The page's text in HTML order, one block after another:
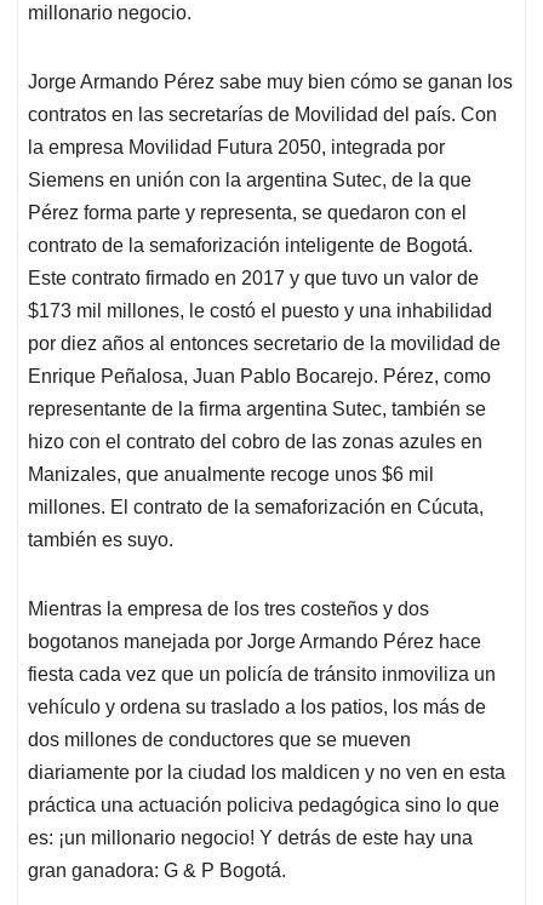
millonario negocio.
Jorge Armando Pérez sabe muy bien cómo se ganan los
contratos en las secretarías de Movilidad del país. Con
la empresa Movilidad Futura 2050, integrada por
Siemens en unión con la argentina Sutec, de la que
Pérez forma parte y representa, se quedaron con el
contrato de la semaforización inteligente de Bogotá.
Este contrato firmado en 2017 y que tuvo un valor de
$173 mil millones, le costó el puesto y una inhabilidad
por diez años al entonces secretario de la movilidad de
Enrique Peñalosa, Juan Pablo Bocarejo. Pérez, como
representante de la firma argentina Sutec, también se
hizo con el contrato del cobro de las zonas azules en
Manizales, que anualmente recoge unos $6 mil
millones. El contrato de la semaforización en Cúcuta,
también es suyo.
Mientras la empresa de los tres costeños y dos
bogotanos manejada por Jorge Armando Pérez hace
fiesta cada vez que un policía de tránsito inmoviliza un
vehículo y ordena su traslado a los patios, los más de
dos millones de conductores que se mueven
diariamente por la ciudad los maldicen y no ven en esta
práctica una actuación policiva pedagógica sino lo que
es: ¡un millonario negocio! Y detrás de este hay una
gran ganadora: G & P Bogotá.